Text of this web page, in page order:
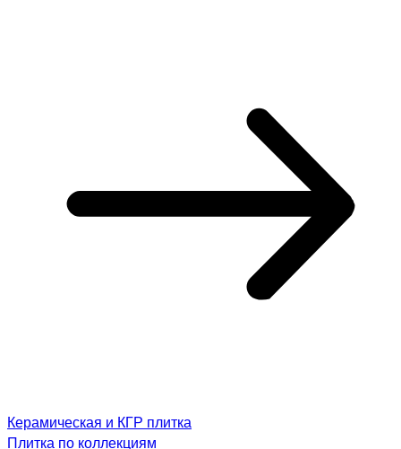
Керамическая и КГР плитка
Плитка по коллекциям